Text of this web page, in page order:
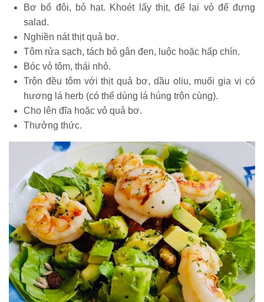
Bơ bổ đôi, bỏ hạt. Khoét lấy thịt, để lại vỏ để đựng
salad.
Nghiền nát thịt quả bơ.
Tôm rửa sạch, tách bỏ gân đen, luộc hoặc hấp chín.
Bóc vỏ tôm, thái nhỏ.
Trộn đều tôm với thịt quả bơ, dầu oliu, muối gia vị có
hương lá herb (có thể dùng lá húng trộn cùng).
Cho lên đĩa hoặc vỏ quả bơ.
Thưởng thức.